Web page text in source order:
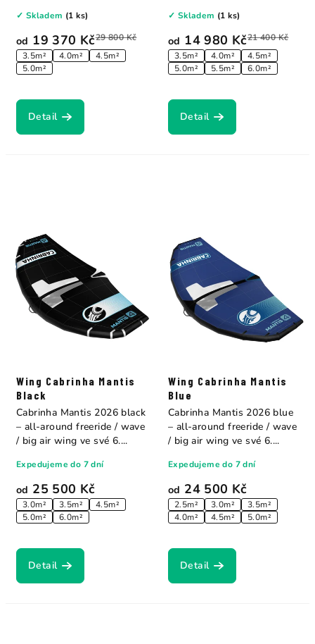
od 19 370 Kč29 800 Kč
3.5m²
4.0m²
4.5m²
5.0m²
✓ Skladem (1 ks)
Detail
od 14 980 Kč21 400 Kč
3.5m²
4.0m²
4.5m²
5.0m²
5.5m² 6.0m²
✓ Skladem (1 ks)
Detail
Wing Cabrinha Mantis
Black
od 25 500 Kč
3.0m² 3.5m²
4.5m²
5.0m²
6.0m²
Expedujeme do 7 dní
Detail
Cabrinha Mantis 2026 black
– all-around freeride / wave
/ big air wing ve své 6....
Wing Cabrinha Mantis
Blue
od 24 500 Kč
2.5m² 3.0m²
3.5m²
4.0m²
4.5m² 5.0m²
Expedujeme do 7 dní
Detail
Cabrinha Mantis 2026 blue
– all-around freeride / wave
/ big air wing ve své 6....